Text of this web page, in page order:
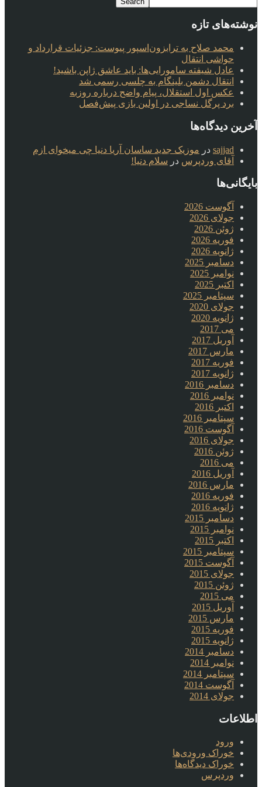
نوشته‌های تازه
محمد صلاح به ترابزون‌اسپور پیوست: جزئیات قرارداد و
حواشی انتقال
عادل شیفته سامورایی‌ها: باید عاشق ژاپن باشید!
انتقال دشمن بلینگام به چلسی رسمی شد
عکس اول استقلال، پیام واضح درباره روزبه
برد پرگل نساجی در اولین بازی پیش‌فصل
آخرین دیدگاه‌ها
sajjad در موزیک جدید ساسان آریا دنیا چی میخوای ازم
آقای وردپرس در سلام دنیا!
بایگانی‌ها
آگوست 2026
جولای 2026
ژوئن 2026
فوریه 2026
ژانویه 2026
دسامبر 2025
نوامبر 2025
اکتبر 2025
سپتامبر 2025
جولای 2020
ژانویه 2020
می 2017
آوریل 2017
مارس 2017
فوریه 2017
ژانویه 2017
دسامبر 2016
نوامبر 2016
اکتبر 2016
سپتامبر 2016
آگوست 2016
جولای 2016
ژوئن 2016
می 2016
آوریل 2016
مارس 2016
فوریه 2016
ژانویه 2016
دسامبر 2015
نوامبر 2015
اکتبر 2015
سپتامبر 2015
آگوست 2015
جولای 2015
ژوئن 2015
می 2015
آوریل 2015
مارس 2015
فوریه 2015
ژانویه 2015
دسامبر 2014
نوامبر 2014
سپتامبر 2014
آگوست 2014
جولای 2014
اطلاعات
ورود
خوراک ورودی‌ها
خوراک دیدگاه‌ها
وردپرس